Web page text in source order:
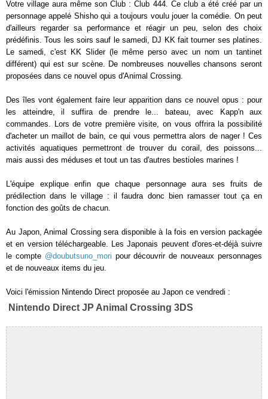
Votre village aura même son Club : Club 444. Ce club a été créé par un
personnage appelé Shisho qui a toujours voulu jouer la comédie. On peut
d'ailleurs regarder sa performance et réagir un peu, selon des choix
prédéfinis. Tous les soirs sauf le samedi, DJ KK fait tourner ses platines.
Le samedi, c'est KK Slider (le même perso avec un nom un tantinet
différent) qui est sur scène. De nombreuses nouvelles chansons seront
proposées dans ce nouvel opus d'Animal Crossing.
Des îles vont également faire leur apparition dans ce nouvel opus : pour
les atteindre, il suffira de prendre le... bateau, avec Kapp'n aux
commandes. Lors de votre première visite, on vous offrira la possibilité
d'acheter un maillot de bain, ce qui vous permettra alors de nager ! Ces
activités aquatiques permettront de trouver du corail, des poissons...
mais aussi des méduses et tout un tas d'autres bestioles marines !
L'équipe explique enfin que chaque personnage aura ses fruits de
prédilection dans le village : il faudra donc bien ramasser tout ça en
fonction des goûts de chacun.
Au Japon, Animal Crossing sera disponible à la fois en version packagée
et en version téléchargeable. Les Japonais peuvent d'ores-et-déjà suivre
le compte @doubutsuno_mori pour découvrir de nouveaux personnages
et de nouveaux items du jeu.
Voici l'émission Nintendo Direct proposée au Japon ce vendredi :
Nintendo Direct JP Animal Crossing 3DS